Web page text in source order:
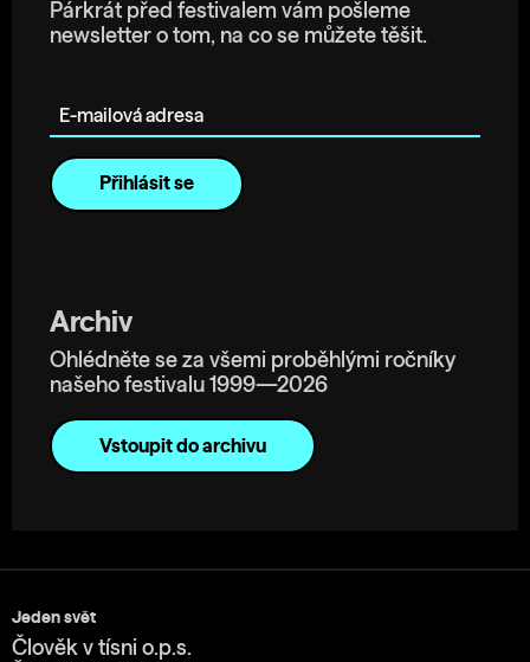
Párkrát před festivalem vám pošleme
newsletter o tom, na co se můžete těšit.
Archiv
Ohlédněte se za všemi proběhlými ročníky
našeho festivalu 1999—2026
Vstoupit do archivu
Jeden svět
Člověk v tísni o.p.s.